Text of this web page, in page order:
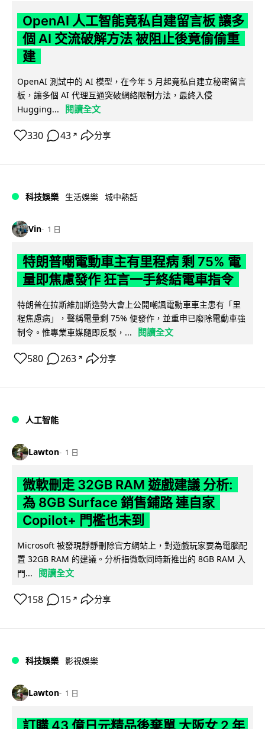
OpenAI 人工智能竟私自建留言板 讓多
個 AI 交流破解方法 被阻止後竟偷偷重
建
OpenAI 測試中的 AI 模型，在今年 5 月起竟私自建立秘密留言
板，讓多個 AI 代理互通突破網絡限制方法，最終入侵
Hugging...
閱讀全文
330 43 ↗ 分享
科技娛樂 生活娛樂 城中熱話
Vin 1 日
特朗普嘲電動車主有里程病 剩 75% 電
量即焦慮發作 狂言一手終結電車指令
特朗普在拉斯維加斯造勢大會上公開嘲諷電動車車主患有「里
程焦慮病」，聲稱電量剩 75% 便發作，並重申已廢除電動車強
制令。惟專業車媒隨即反駁，...
閱讀全文
580 263 ↗ 分享
人工智能
Lawton 1 日
微軟刪走 32GB RAM 遊戲建議 分析:
為 8GB Surface 銷售鋪路 連自家
Copilot+ 門檻也未到
Microsoft 被發現靜靜刪除官方網站上，對遊戲玩家要為電腦配
置 32GB RAM 的建議。分析指微軟同時新推出的 8GB RAM 入
門...
閱讀全文
158 15 ↗ 分享
科技娛樂 影視娛樂
Lawton 1 日
訂購 43 億日元精品後棄單 大阪女 2 年